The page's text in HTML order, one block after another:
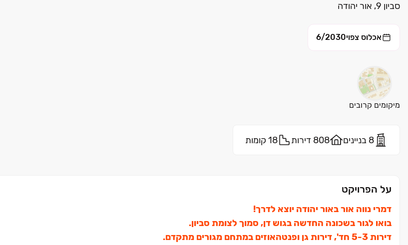
סביון 9, אור יהודה
אכלוס צפוי6/2030
מיקומים קרובים
8 בניינים 808 דירות 18 קומות
על הפרויקט
דמרי נווה אור באור יהודה יוצא לדרך!
בואו לגור בשכונה החדשה בגוש דן, סמוך לצומת סביון.
דירות ‏3‏-‏5 חד', דירות גן ופנטהאוזים במתחם מגורים מתקדם.